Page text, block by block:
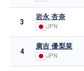
3
岩永 杏奈
JPN
4
廣吉 優梨菜
JPN